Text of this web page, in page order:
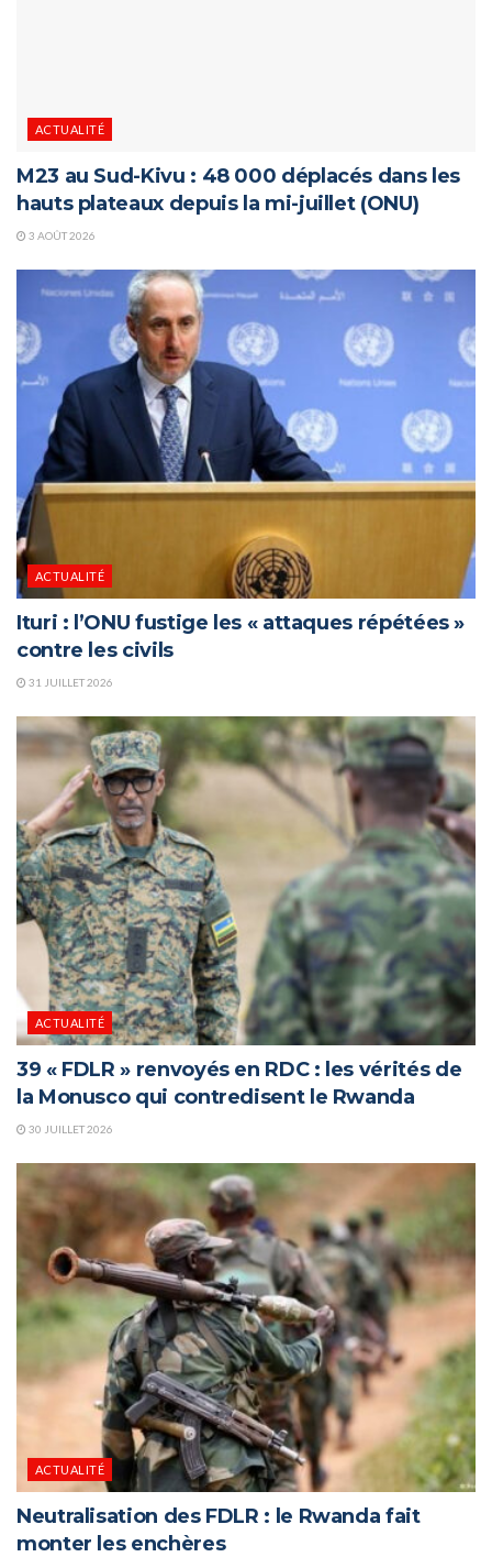
ACTUALITÉ
M23 au Sud-Kivu : 48 000 déplacés dans les
hauts plateaux depuis la mi-juillet (ONU)
3 AOÛT 2026
ACTUALITÉ
Ituri : l’ONU fustige les « attaques répétées »
contre les civils
31 JUILLET 2026
ACTUALITÉ
39 « FDLR » renvoyés en RDC : les vérités de
la Monusco qui contredisent le Rwanda
30 JUILLET 2026
ACTUALITÉ
Neutralisation des FDLR : le Rwanda fait
monter les enchères